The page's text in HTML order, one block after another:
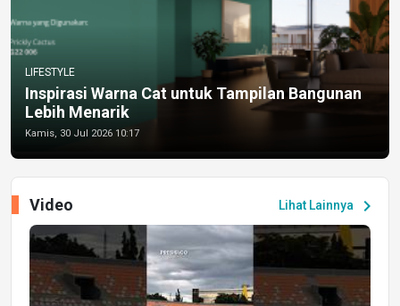
LIFESTYLE
Inspirasi Warna Cat untuk Tampilan Bangunan
Lebih Menarik
Kamis, 30 Jul 2026 10:17
Lihat Lainnya chevron_right
Video